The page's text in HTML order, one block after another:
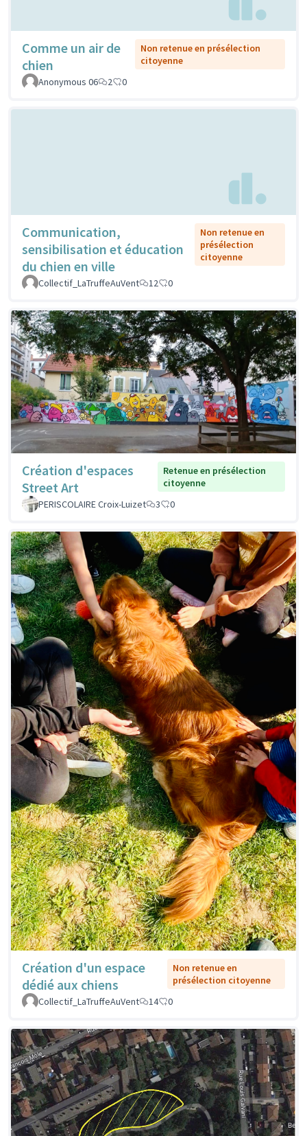
Comme un air de
chien
Non retenue en présélection
citoyenne
Anonymous 06
2 0
Communication,
sensibilisation et éducation
du chien en ville
Non retenue en
présélection
citoyenne
Collectif_LaTruffeAuVent 12 0
Création d'espaces
Street Art
Retenue en présélection
citoyenne
PERISCOLAIRE Croix-Luizet
3 0
Création d'un espace
dédié aux chiens
Non retenue en
présélection citoyenne
Collectif_LaTruffeAuVent
14 0